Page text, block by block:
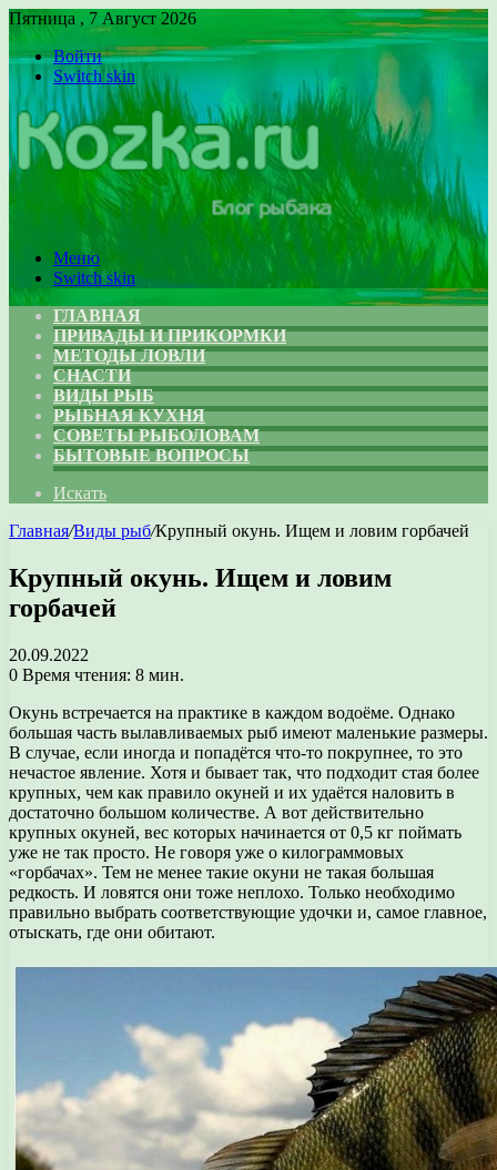
Пятница , 7 Август 2026
Войти
Switch skin
Меню
Switch skin
ГЛАВНАЯ
ПРИВАДЫ И ПРИКОРМКИ
МЕТОДЫ ЛОВЛИ
СНАСТИ
ВИДЫ РЫБ
РЫБНАЯ КУХНЯ
СОВЕТЫ РЫБОЛОВАМ
БЫТОВЫЕ ВОПРОСЫ
Искать
Главная/Виды рыб/Крупный окунь. Ищем и ловим горбачей
Крупный окунь. Ищем и ловим
горбачей
20.09.2022
0 Время чтения: 8 мин.
Окунь встречается на практике в каждом водоёме. Однако
большая часть вылавливаемых рыб имеют маленькие размеры.
В случае, если иногда и попадётся что-то покрупнее, то это
нечастое явление. Хотя и бывает так, что подходит стая более
крупных, чем как правило окуней и их удаётся наловить в
достаточно большом количестве. А вот действительно
крупных окуней, вес которых начинается от 0,5 кг поймать
уже не так просто. Не говоря уже о килограммовых
«горбачах». Тем не менее такие окуни не такая большая
редкость. И ловятся они тоже неплохо. Только необходимо
правильно выбрать соответствующие удочки и, самое главное,
отыскать, где они обитают.